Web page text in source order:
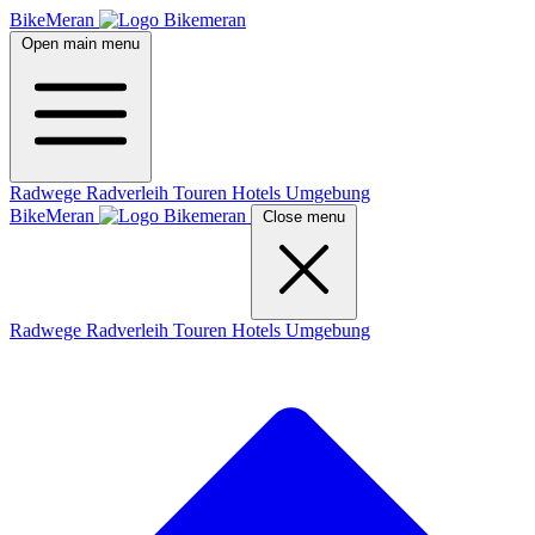
BikeMeran
Open main menu
Radwege Radverleih Touren Hotels Umgebung
BikeMeran
Close menu
Radwege Radverleih Touren Hotels Umgebung